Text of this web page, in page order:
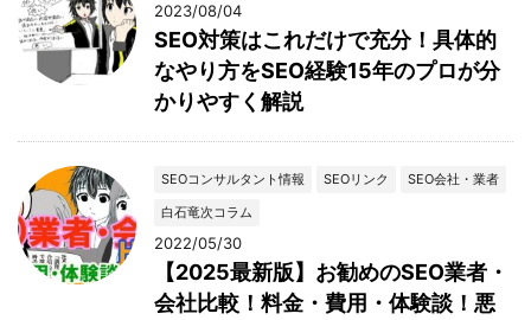
2023/08/04
SEO対策はこれだけで充分！具体的
なやり方をSEO経験15年のプロが分
かりやすく解説
SEOコンサルタント情報 SEOリンク
SEO会社・業者
白石竜次コラム
2022/05/30
【2025最新版】お勧めのSEO業者・
会社比較！料金・費用・体験談！悪